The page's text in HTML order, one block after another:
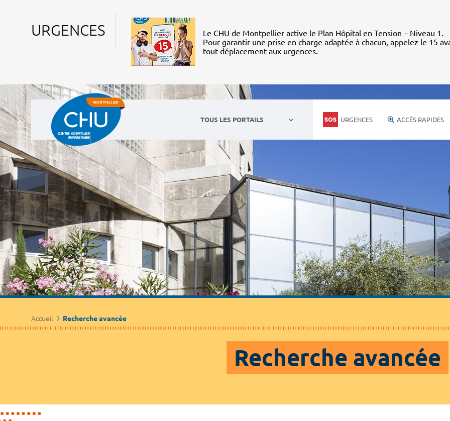
URGENCES
Le CHU de Montpellier active le Plan Hôpital en Tension – Niveau 1.
Pour garantir une prise en charge adaptée à chacun, appelez le 15
tout déplacement aux urgences.
TOUS LES PORTAILS URGENCES ACCÈS RAPIDES
Accueil Recherche avancée
Recherche avancée